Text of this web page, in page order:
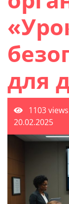
для
1103 views
20.02.2025